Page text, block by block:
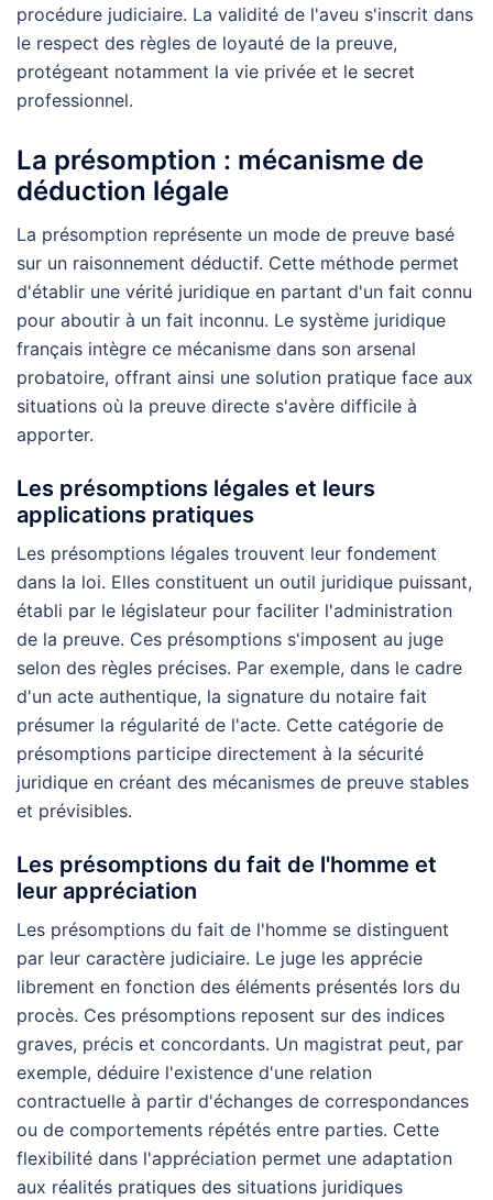
procédure judiciaire. La validité de l'aveu s'inscrit dans
le respect des règles de loyauté de la preuve,
protégeant notamment la vie privée et le secret
professionnel.
La présomption : mécanisme de
déduction légale
La présomption représente un mode de preuve basé
sur un raisonnement déductif. Cette méthode permet
d'établir une vérité juridique en partant d'un fait connu
pour aboutir à un fait inconnu. Le système juridique
français intègre ce mécanisme dans son arsenal
probatoire, offrant ainsi une solution pratique face aux
situations où la preuve directe s'avère difficile à
apporter.
Les présomptions légales et leurs
applications pratiques
Les présomptions légales trouvent leur fondement
dans la loi. Elles constituent un outil juridique puissant,
établi par le législateur pour faciliter l'administration
de la preuve. Ces présomptions s'imposent au juge
selon des règles précises. Par exemple, dans le cadre
d'un acte authentique, la signature du notaire fait
présumer la régularité de l'acte. Cette catégorie de
présomptions participe directement à la sécurité
juridique en créant des mécanismes de preuve stables
et prévisibles.
Les présomptions du fait de l'homme et
leur appréciation
Les présomptions du fait de l'homme se distinguent
par leur caractère judiciaire. Le juge les apprécie
librement en fonction des éléments présentés lors du
procès. Ces présomptions reposent sur des indices
graves, précis et concordants. Un magistrat peut, par
exemple, déduire l'existence d'une relation
contractuelle à partir d'échanges de correspondances
ou de comportements répétés entre parties. Cette
flexibilité dans l'appréciation permet une adaptation
aux réalités pratiques des situations juridiques